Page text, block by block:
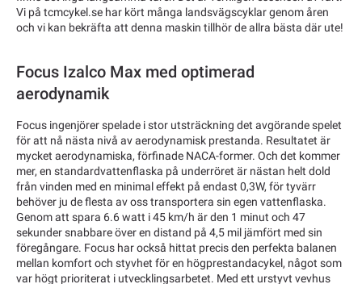
Vi på tcmcykel.se har kört många landsvägscyklar genom åren
och vi kan bekräfta att denna maskin tillhör de allra bästa där ute!
Focus Izalco Max med optimerad
aerodynamik
Focus ingenjörer spelade i stor utsträckning det avgörande spelet
för att nå nästa nivå av aerodynamisk prestanda. Resultatet är
mycket aerodynamiska, förfinade NACA-former. Och det kommer
mer, en standardvattenflaska på underröret är nästan helt dold
från vinden med en minimal effekt på endast 0,3W, för tyvärr
behöver ju de flesta av oss transportera sin egen vattenflaska.
Genom att spara 6.6 watt i 45 km/h är den 1 minut och 47
sekunder snabbare över en distand på 4,5 mil jämfört med sin
föregångare. Focus har också hittat precis den perfekta balanen
mellan komfort och styvhet för en högprestandacykel, något som
var högt prioriterat i utvecklingsarbetet. Med ett urstyvt vevhus